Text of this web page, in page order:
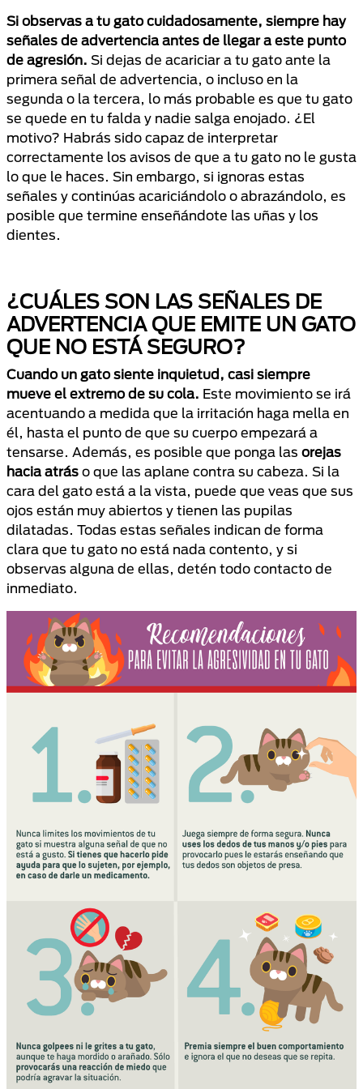
Si observas a tu gato cuidadosamente, siempre hay
señales de advertencia antes de llegar a este punto
de agresión. Si dejas de acariciar a tu gato ante la
primera señal de advertencia, o incluso en la
segunda o la tercera, lo más probable es que tu gato
se quede en tu falda y nadie salga enojado. ¿El
motivo? Habrás sido capaz de interpretar
correctamente los avisos de que a tu gato no le gusta
lo que le haces. Sin embargo, si ignoras estas
señales y continúas acariciándolo o abrazándolo, es
posible que termine enseñándote las uñas y los
dientes.
¿CUÁLES SON LAS SEÑALES DE
ADVERTENCIA QUE EMITE UN GATO
QUE NO ESTÁ SEGURO?
Cuando un gato siente inquietud, casi siempre
mueve el extremo de su cola. Este movimiento se irá
acentuando a medida que la irritación haga mella en
él, hasta el punto de que su cuerpo empezará a
tensarse. Además, es posible que ponga las orejas
hacia atrás o que las aplane contra su cabeza. Si la
cara del gato está a la vista, puede que veas que sus
ojos están muy abiertos y tienen las pupilas
dilatadas. Todas estas señales indican de forma
clara que tu gato no está nada contento, y si
observas alguna de ellas, detén todo contacto de
inmediato.